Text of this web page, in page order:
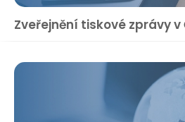
Zveřejnění tiskové zprávy